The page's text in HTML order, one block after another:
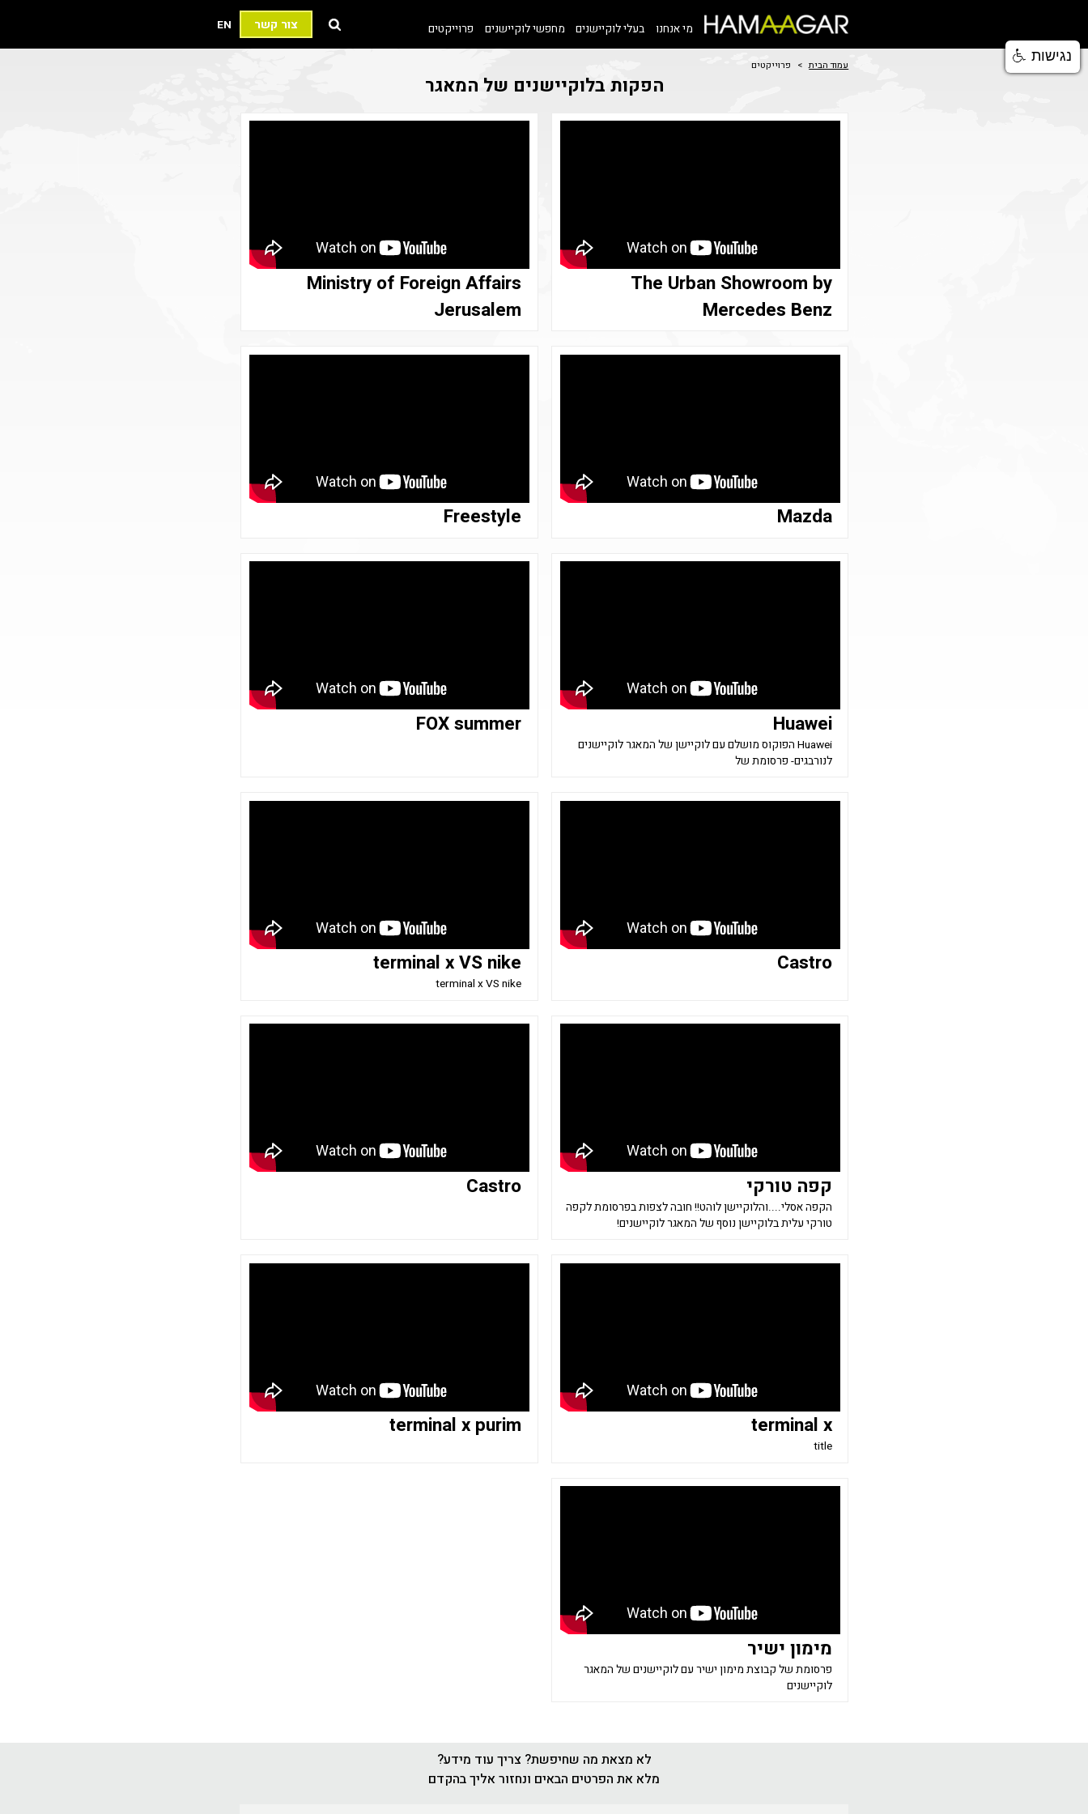
EN מי אנחנו בעלי לוקיישנים מחפשי לוקיישנים פרוייקטים צור קשר
עמוד הבית > פרוייקטים
הפקות בלוקיישנים של המאגר
The Urban Showroom by
Mercedes Benz
Ministry of Foreign Affairs
Jerusalem
Mazda
Freestyle
Huawei
Huawei הפוקוס מושלם עם לוקיישן של המאגר לוקיישנים
לנורבגים- פרסומת של
FOX summer
Castro
terminal x VS nike
terminal x VS nike
קפה טורקי
הקפה אסלי....והלוקיישן לוהט!! חובה לצפות בפרסומת לקפה
טורקי עלית בלוקיישן נוסף של המאגר לוקיישנים!
Castro
terminal x
title
terminal x purim
מימון ישיר
פרסומת של קבוצת מימון ישיר עם לוקיישנים של המאגר
לוקיישנים
לא מצאת מה שחיפשת? צריך עוד מידע?
מלא את הפרטים הבאים ונחזור אליך בהקדם
נגישות